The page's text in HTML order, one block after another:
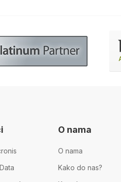
O nama
O nama
Kako do nas?